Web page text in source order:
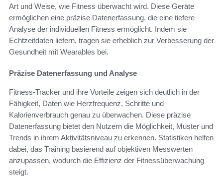
Art und Weise, wie Fitness überwacht wird. Diese Geräte
ermöglichen eine präzise Datenerfassung, die eine tiefere
Analyse der individuellen Fitness ermöglicht. Indem sie
Echtzeitdaten liefern, tragen sie erheblich zur Verbesserung der
Gesundheit mit Wearables bei.
Präzise Datenerfassung und Analyse
Fitness-Tracker und ihre Vorteile zeigen sich deutlich in der
Fähigkeit, Daten wie Herzfrequenz, Schritte und
Kalorienverbrauch genau zu überwachen. Diese präzise
Datenerfassung bietet den Nutzern die Möglichkeit, Muster und
Trends in ihrem Aktivitätsniveau zu erkennen. Statistiken helfen
dabei, das Training basierend auf objektiven Messwerten
anzupassen, wodurch die Effizienz der Fitnessüberwachung
steigt.